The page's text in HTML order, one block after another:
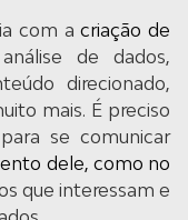
com acriação de
de dados,
direcionado,
mais. É preciso
se comunicar
dele, como no
que interessam e